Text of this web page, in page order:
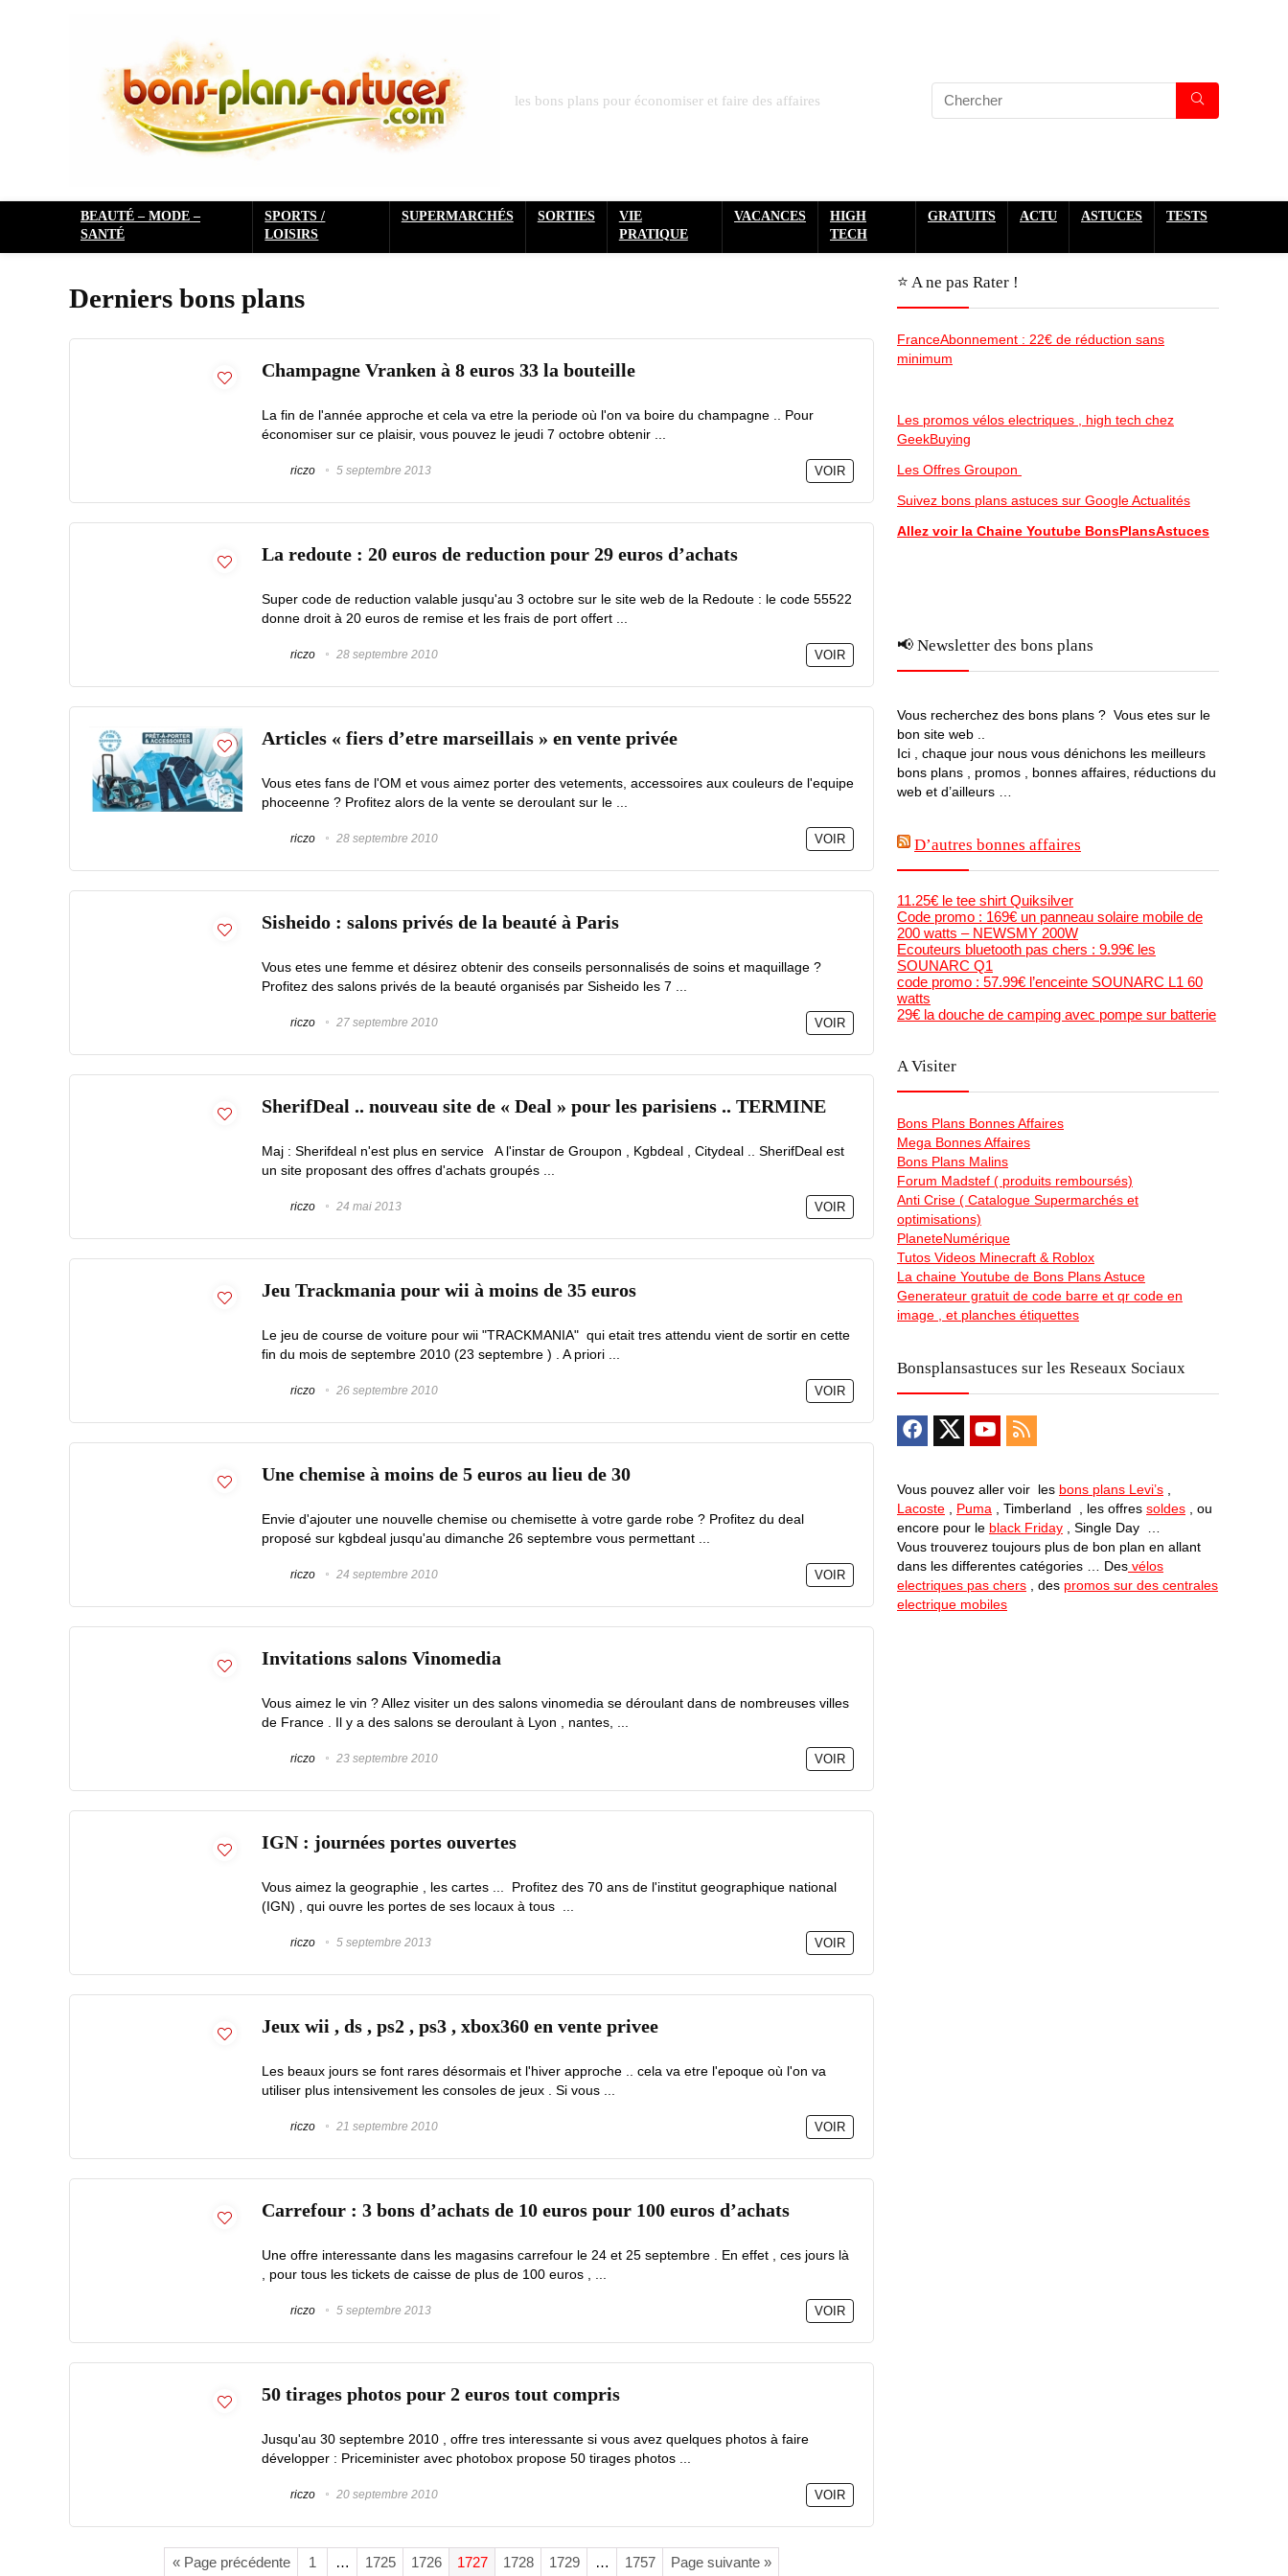
les bons plans pour économiser et faire des affaires
BEAUTÉ – MODE –
SANTÉ
SPORTS /
LOISIRS
SUPERMARCHÉS SORTIES
VIE
PRATIQUE
VACANCES
HIGH
TECH
GRATUITS ACTU ASTUCES TESTS
Derniers bons plans
Champagne Vranken à 8 euros 33 la bouteille
La fin de l'année approche et cela va etre la periode où l'on va boire du champagne .. Pour
économiser sur ce plaisir, vous pouvez le jeudi 7 octobre obtenir ...
riczo 5 septembre 2013 VOIR
La redoute : 20 euros de reduction pour 29 euros d’achats
Super code de reduction valable jusqu'au 3 octobre sur le site web de la Redoute : le code 55522
donne droit à 20 euros de remise et les frais de port offert ...
riczo 28 septembre 2010 VOIR
Articles « fiers d’etre marseillais » en vente privée
Vous etes fans de l'OM et vous aimez porter des vetements, accessoires aux couleurs de l'equipe
phoceenne ? Profitez alors de la vente se deroulant sur le ...
riczo 28 septembre 2010 VOIR
Sisheido : salons privés de la beauté à Paris
Vous etes une femme et désirez obtenir des conseils personnalisés de soins et maquillage ?
Profitez des salons privés de la beauté organisés par Sisheido les 7 ...
riczo 27 septembre 2010 VOIR
SherifDeal .. nouveau site de « Deal » pour les parisiens .. TERMINE
Maj : Sherifdeal n'est plus en service A l'instar de Groupon , Kgbdeal , Citydeal .. SherifDeal est
un site proposant des offres d'achats groupés ...
riczo 24 mai 2013 VOIR
Jeu Trackmania pour wii à moins de 35 euros
Le jeu de course de voiture pour wii "TRACKMANIA" qui etait tres attendu vient de sortir en cette
fin du mois de septembre 2010 (23 septembre ) . A priori ...
riczo 26 septembre 2010 VOIR
Une chemise à moins de 5 euros au lieu de 30
Envie d'ajouter une nouvelle chemise ou chemisette à votre garde robe ? Profitez du deal
proposé sur kgbdeal jusqu'au dimanche 26 septembre vous permettant ...
riczo 24 septembre 2010 VOIR
Invitations salons Vinomedia
Vous aimez le vin ? Allez visiter un des salons vinomedia se déroulant dans de nombreuses villes
de France . Il y a des salons se deroulant à Lyon , nantes, ...
riczo 23 septembre 2010 VOIR
IGN : journées portes ouvertes
Vous aimez la geographie , les cartes ... Profitez des 70 ans de l'institut geographique national
(IGN) , qui ouvre les portes de ses locaux à tous ...
riczo 5 septembre 2013 VOIR
Jeux wii , ds , ps2 , ps3 , xbox360 en vente privee
Les beaux jours se font rares désormais et l'hiver approche .. cela va etre l'epoque où l'on va
utiliser plus intensivement les consoles de jeux . Si vous ...
riczo 21 septembre 2010 VOIR
Carrefour : 3 bons d’achats de 10 euros pour 100 euros d’achats
Une offre interessante dans les magasins carrefour le 24 et 25 septembre . En effet , ces jours là
, pour tous les tickets de caisse de plus de 100 euros , ...
riczo 5 septembre 2013 VOIR
50 tirages photos pour 2 euros tout compris
Jusqu'au 30 septembre 2010 , offre tres interessante si vous avez quelques photos à faire
développer : Priceminister avec photobox propose 50 tirages photos ...
riczo 20 septembre 2010 VOIR
« Page précédente 1 … 1725 1726 1727 1728 1729 … 1757 Page suivante »
⭐️ A ne pas Rater !
FranceAbonnement : 22€ de réduction sans
minimum
Les promos vélos electriques , high tech chez
GeekBuying
Les Offres Groupon
Suivez bons plans astuces sur Google Actualités
Allez voir la Chaine Youtube BonsPlansAstuces
📢 Newsletter des bons plans
Vous recherchez des bons plans ? Vous etes sur le
bon site web ..
Ici , chaque jour nous vous dénichons les meilleurs
bons plans , promos , bonnes affaires, réductions du
web et d’ailleurs …
D’autres bonnes affaires
11.25€ le tee shirt Quiksilver
Code promo : 169€ un panneau solaire mobile de
200 watts – NEWSMY 200W
Ecouteurs bluetooth pas chers : 9.99€ les
SOUNARC Q1
code promo : 57.99€ l’enceinte SOUNARC L1 60
watts
29€ la douche de camping avec pompe sur batterie
A Visiter
Bons Plans Bonnes Affaires
Mega Bonnes Affaires
Bons Plans Malins
Forum Madstef ( produits remboursés)
Anti Crise ( Catalogue Supermarchés et
optimisations)
PlaneteNumérique
Tutos Videos Minecraft & Roblox
La chaine Youtube de Bons Plans Astuce
Generateur gratuit de code barre et qr code en
image , et planches étiquettes
Bonsplansastuces sur les Reseaux Sociaux
Vous pouvez aller voir les bons plans Levi’s
Lacoste
Puma , Timberland , les offres soldes , ou
encore pour le black Friday , Single Day …
Vous trouverez toujours plus de bon plan en allant
dans les differentes catégories … Des vélos
electriques pas chers , des promos sur des centrales
electrique mobiles